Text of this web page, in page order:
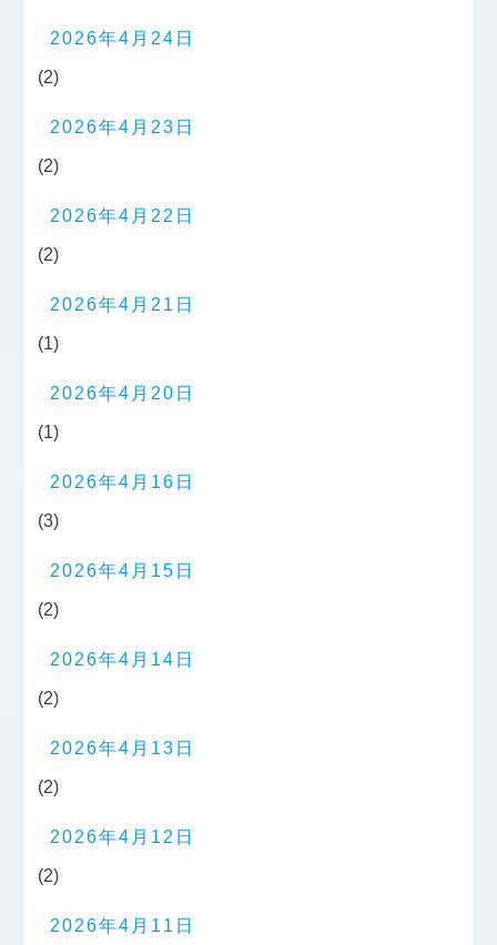
2026年4月24日
(2)
2026年4月23日
(2)
2026年4月22日
(2)
2026年4月21日
(1)
2026年4月20日
(1)
2026年4月16日
(3)
2026年4月15日
(2)
2026年4月14日
(2)
2026年4月13日
(2)
2026年4月12日
(2)
2026年4月11日